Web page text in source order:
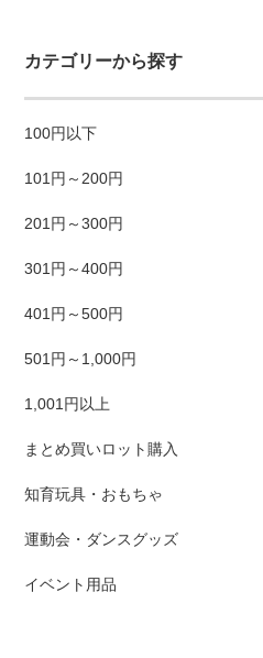
カテゴリーから探す
100円以下
101円～200円
201円～300円
301円～400円
401円～500円
501円～1,000円
1,001円以上
まとめ買いロット購入
知育玩具・おもちゃ
運動会・ダンスグッズ
イベント用品